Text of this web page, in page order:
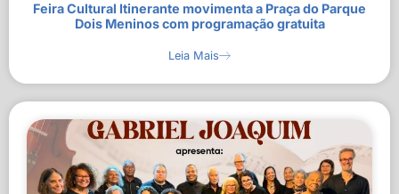
Feira Cultural Itinerante movimenta a Praça do Parque
Dois Meninos com programação gratuita
Leia Mais